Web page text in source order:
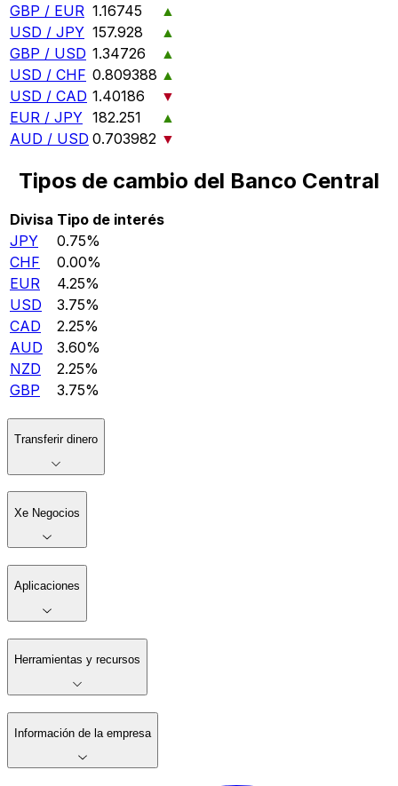
GBP / EUR 1.16745
▲
USD / JPY 157.928
▲
GBP / USD 1.34726
▲
USD / CHF 0.809388 ▲
USD / CAD 1.40186
▼
EUR / JPY 182.251
▲
AUD / USD 0.703982 ▼
Tipos de cambio del Banco Central
Divisa Tipo de interés
JPY
0.75%
CHF
0.00%
EUR
4.25%
USD
3.75%
CAD
2.25%
AUD
3.60%
NZD
2.25%
GBP
3.75%
Transferir dinero
Xe Negocios
Aplicaciones
Herramientas y recursos
Información de la empresa